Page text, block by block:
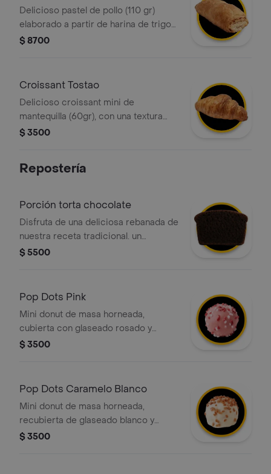
Delicioso pastel de pollo (110 gr)
elaborado a partir de harina de trigo
fortificada, grasa vegetal con relleno
$ 8700
Croissant Tostao
Delicioso croissant mini de
mantequilla (60gr), con una textura
crujiente por fuera y suave por
mantequilla. ¡perfecto para cualquier
$ 3500
Repostería
Porción torta chocolate
Disfruta de una deliciosa rebanada de
nuestra receta tradicional. un
bizcocho suave de cacao con capas
día.
$ 5500
Pop Dots Pink
Mini donut de masa horneada,
cubierta con glaseado rosado y
decoradas con grageas blancas y
$ 3500
Pop Dots Caramelo Blanco
Mini donut de masa horneada,
recubierta de glaseado blanco y
decorada con trocitos de caramelo
$ 3500